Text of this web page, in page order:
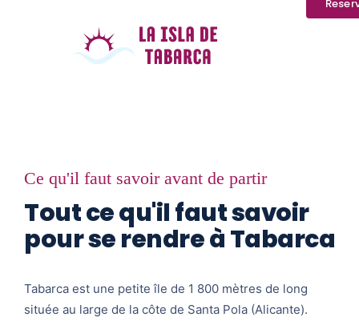
Ce qu'il faut savoir avant de partir
Tout ce qu'il faut savoir
pour se rendre à Tabarca
Tabarca est une petite île de 1 800 mètres de long
située au large de la côte de Santa Pola (Alicante).